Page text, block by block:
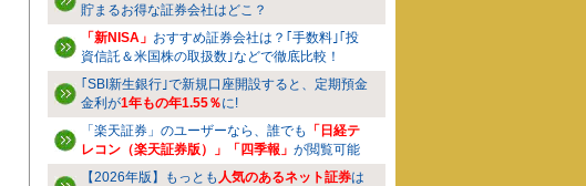
貯まるお得な証券会社はどこ？
「新NISA」 おすすめ証券会社は？｢手数料｣｢投
資信託＆米国株の取扱数｣などで徹底比較！
｢SBI新生銀行｣で新規口座開設すると、定期預金
金利が1年もの年1.55％に!
「楽天証券」のユーザーなら、誰でも
「日経テ
レコン（楽天証券版）」「四季報」 が閲覧可能
【2026年版】もっとも 人気のあるネット証券は